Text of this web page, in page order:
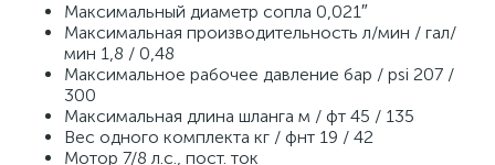
Максимальный диаметр сопла 0,021″
Максимальная производительность л/мин / гал/
мин 1,8 / 0,48
Максимальное рабочее давление бар / psi 207 /
300
Максимальная длина шланга м / фт 45 / 135
Вес одного комплекта кг / фнт 19 / 42
Мотор 7/8 л.с., пост. ток